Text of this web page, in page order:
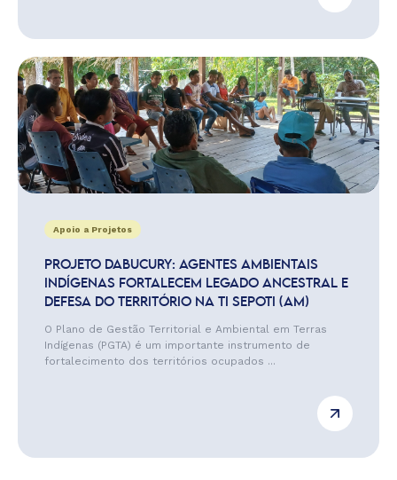
Apoio a Projetos
PROJETO DABUCURY: AGENTES AMBIENTAIS
INDÍGENAS FORTALECEM LEGADO ANCESTRAL E
DEFESA DO TERRITÓRIO NA TI SEPOTI (AM)
O Plano de Gestão Territorial e Ambiental em Terras
Indígenas (PGTA) é um importante instrumento de
fortalecimento dos territórios ocupados ...